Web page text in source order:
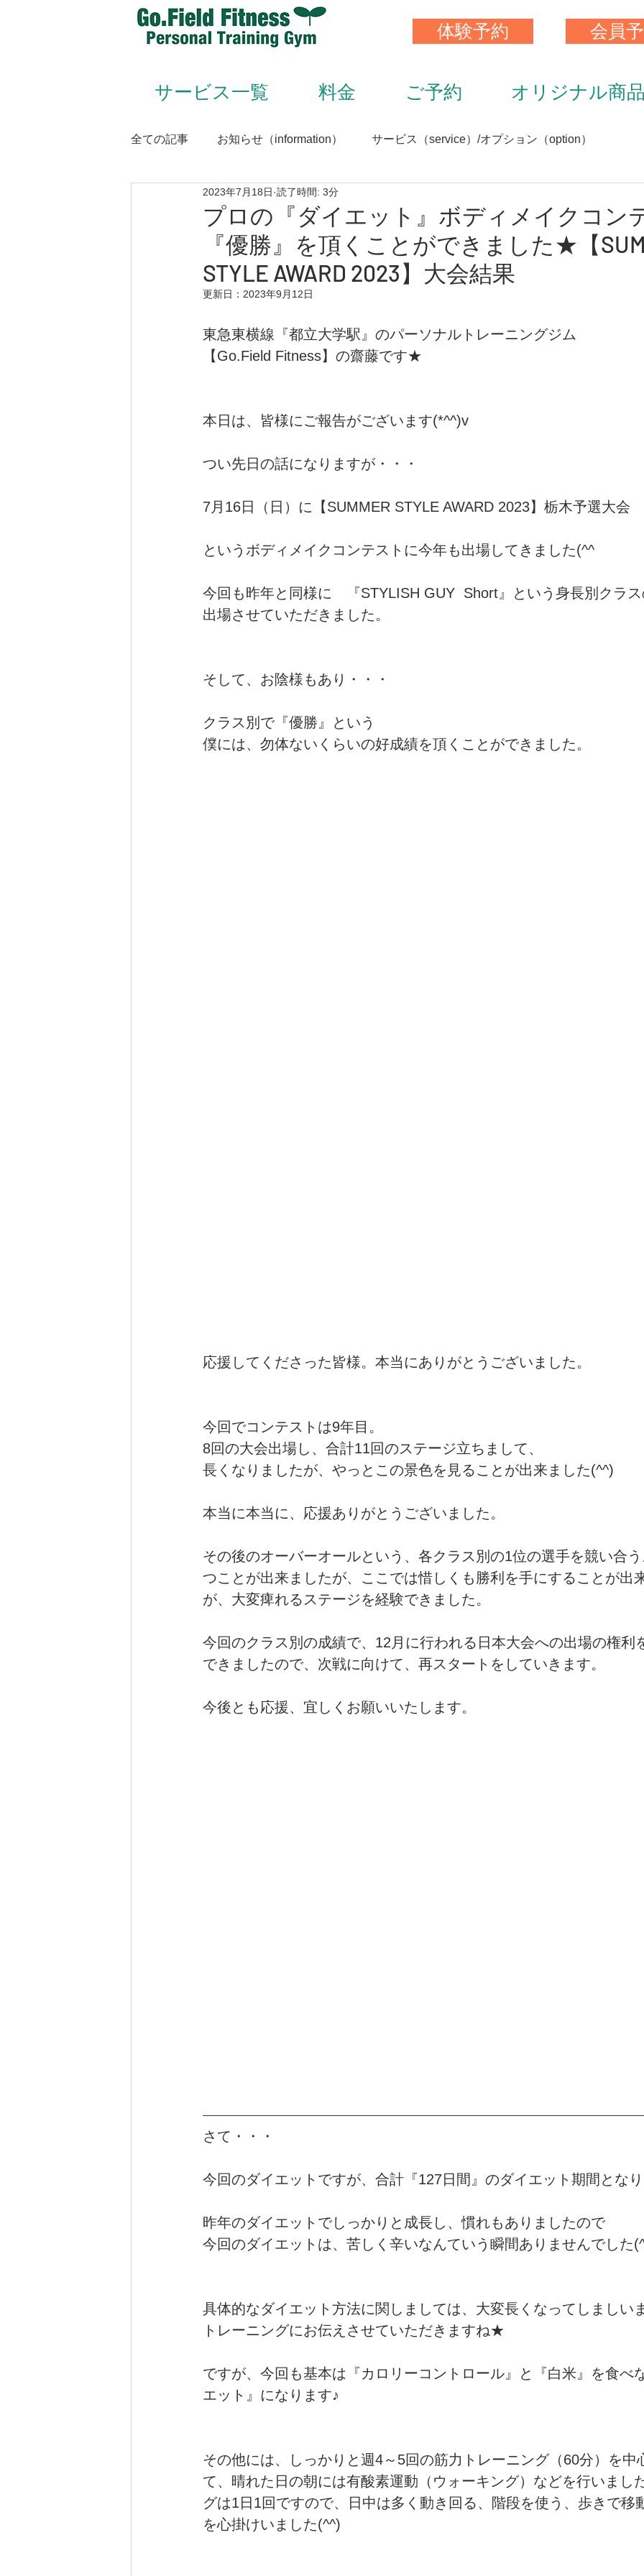
体験予約 会員
サービス一覧 料金 ご予約 オリジナル商品
全ての記事 お知らせ（information） サービス（service）/オプション（option）
Animal Flow（アニマルフロー）
Conditioning＆Mentenance サプリメント（supplement） アイテム（item）
プロの『ダイエット』ボディメイクコン
『優勝』を頂くことができました★【
STYLE AWARD 2023】大会結果
2023年7月18日 読了時間: 3分
更新日： 2023年9月12日
東急東横線『都立大学駅』のパーソナルトレーニングジム
【Go.Field Fitness】の齋藤です★
本日は、皆様にご報告がございます(*^^)v
つい先日の話になりますが・・・
7月16日（日）に【SUMMER STYLE AWARD 2023】栃木予選大会
というボディメイクコンテストに今年も出場してきました(^^ゞ
今回も昨年と同様に　『STYLISH GUY  Short』という身長別クラ
出場させていただきました。
そして、お陰様もあり・・・
クラス別で『優勝』という
僕には、勿体ないくらいの好成績を頂くことができました。
応援してくださった皆様。本当にありがとうございました。
今回でコンテストは9年目。
8回の大会出場し、合計11回のステージ立ちまして、
長くなりましたが、やっとこの景色を見ることが出来ました(^^)
本当に本当に、応援ありがとうございました。
その後のオーバーオールという、各クラス別の1位の選手を競い合
つことが出来ましたが、ここでは惜しくも勝利を手にすることが出
が、大変痺れるステージを経験できました。
今回のクラス別の成績で、12月に行われる日本大会への出場の権利
できましたので、次戦に向けて、再スタートをしていきます。
今後とも応援、宜しくお願いいたします。
さて・・・
今回のダイエットですが、合計『127日間』のダイエット期間となり
昨年のダイエットでしっかりと成長し、慣れもありましたので
今回のダイエットは、苦しく辛いなんていう瞬間ありませんでした
具体的なダイエット方法に関しましては、大変長くなってしましい
トレーニングにお伝えさせていただきますね★
ですが、今回も基本は『カロリーコントロール』と『白米』を食べ
エット』になります♪
その他には、しっかりと週4～5回の筋力トレーニング（60分）を中
て、晴れた日の朝には有酸素運動（ウォーキング）などを行いまし
グは1日1回ですので、日中は多く動き回る、階段を使う、歩きで移
を心掛けいました(^^)